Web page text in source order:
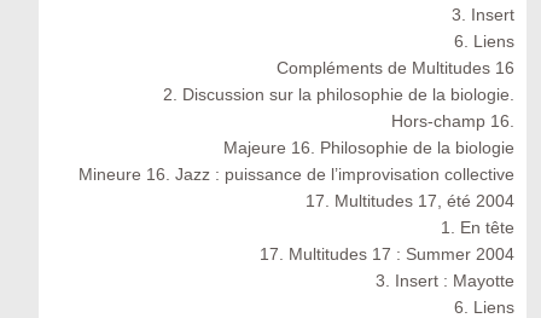
3. Insert
6. Liens
Compléments de Multitudes 16
2. Discussion sur la philosophie de la biologie.
Hors-champ 16.
Majeure 16. Philosophie de la biologie
Mineure 16. Jazz : puissance de l’improvisation collective
17. Multitudes 17, été 2004
1. En tête
17. Multitudes 17 : Summer 2004
3. Insert : Mayotte
6. Liens